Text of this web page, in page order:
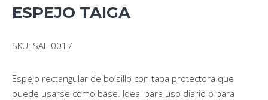
ESPEJO TAIGA
SKU: SAL-0017
Espejo rectangular de bolsillo con tapa protectora que
puede usarse como base. Ideal para uso diario o para